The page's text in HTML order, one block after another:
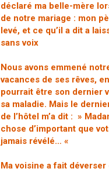
déclaré ma belle-mère
de notre mariage : mon
levé, et ce qu’il a dit a
sans voix
Nous avons emmené
vacances de ses rêves,
pourrait être son dernier
sa maladie. Mais le
de l’hôtel m’a dit : »
chose d’important que
jamais révélé… «
Ma voisine a fait